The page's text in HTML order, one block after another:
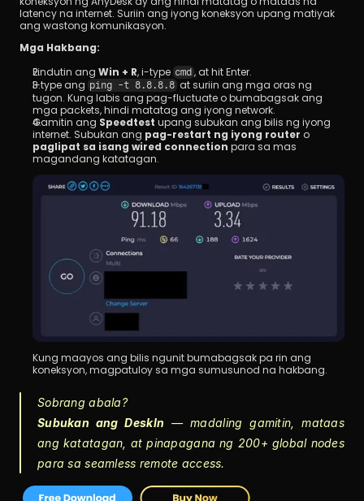
latency na internet. Suriin ang iyong koneksyon upang matiyak
ang wastong komunikasyon.
Mga Hakbang:
Pindutin ang Win + R, i-type cmd, at hit Enter.
I-type ang ping -t 8.8.8.8 at suriin ang mga oras ng
tugon. Kung labis ang pag-fluctuate o bumabagsak ang
mga packets, hindi matatag ang iyong network.
Gamitin ang Speedtest upang subukan ang bilis ng iyong
internet. Subukan ang pag-restart ng iyong router
paglipat sa isang wired connection para sa mas
magandang katatagan.
Kung maayos ang bilis ngunit bumabagsak pa rin ang
koneksyon, magpatuloy sa mga sumusunod na hakbang.
Sobrang abala?
Subukan ang DeskIn — madaling gamitin, mataas
ang katatagan, at pinapagana ng 200+ global nodes
para sa seamless remote access.